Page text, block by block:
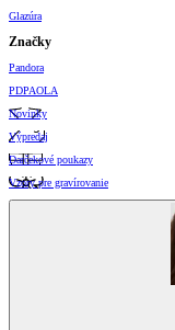
Glazúra
Značky
Pandora
PDPAOLA
Novinky
Výpredaj
Darčekové poukazy
Vzory pre gravírovanie